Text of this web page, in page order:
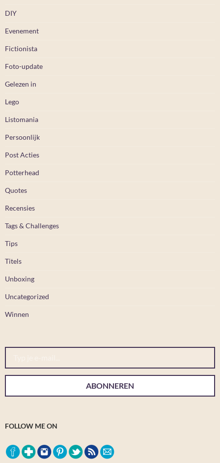
DIY
Evenement
Fictionista
Foto-update
Gelezen in
Lego
Listomania
Persoonlijk
Post Acties
Potterhead
Quotes
Recensies
Tags & Challenges
Tips
Titels
Unboxing
Uncategorized
Winnen
Typ je e-mail...
ABONNEREN
FOLLOW ME ON